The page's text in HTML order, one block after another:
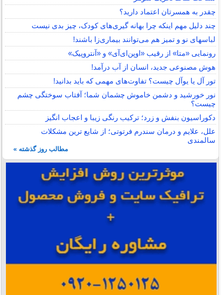
چقدر به همسرتان اعتماد دارید؟
چند دلیل مهم اینکه چرا بهانه گیری‌های کودک، چیز بدی نیست
لباس‎های نو و تمیز هم می‌توانند بیماری‌زا باشند!
رونمایی «متا» از رقیب «اوپن‌ای‌آی» و «آنتروپیک»
هوش مصنوعی جدید، انسان از آب درآمد!
تور آل یا یوآل چیست؟ تفاوت‌های مهمی که باید بدانید!
نور خورشید و دشمن خاموش چشمان شما؛ آفتاب سوختگی چشم
چیست؟
دکوراسیون بنفش و زرد؛ ترکیب رنگی زیبا و اعجاب انگیز
علل، علایم و درمان سندرم فرتوتی؛ از شایع ترین مشکلات
سالمندی
مطالب روز گذشته »